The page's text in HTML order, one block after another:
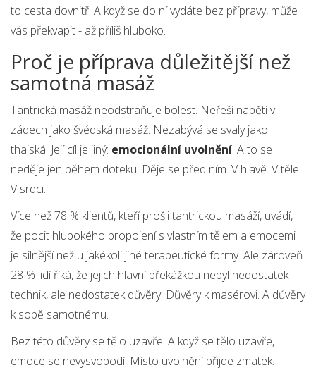
to cesta dovnitř. A když se do ní vydáte bez přípravy, může
vás překvapit - až příliš hluboko.
Proč je příprava důležitější než
samotná masáž
Tantrická masáž neodstraňuje bolest. Neřeší napětí v
zádech jako švédská masáž. Nezabývá se svaly jako
thajská. Její cíl je jiný: emocionální uvolnění. A to se
neděje jen během doteku. Děje se před ním. V hlavě. V těle.
V srdci.
Více než 78 % klientů, kteří prošli tantrickou masáží, uvádí,
že pocit hlubokého propojení s vlastním tělem a emocemi
je silnější než u jakékoli jiné terapeutické formy. Ale zároveň
28 % lidí říká, že jejich hlavní překážkou nebyl nedostatek
technik, ale nedostatek důvěry. Důvěry k masérovi. A důvěry
k sobě samotnému.
Bez této důvěry se tělo uzavře. A když se tělo uzavře,
emoce se nevysvobodí. Místo uvolnění přijde zmatek.